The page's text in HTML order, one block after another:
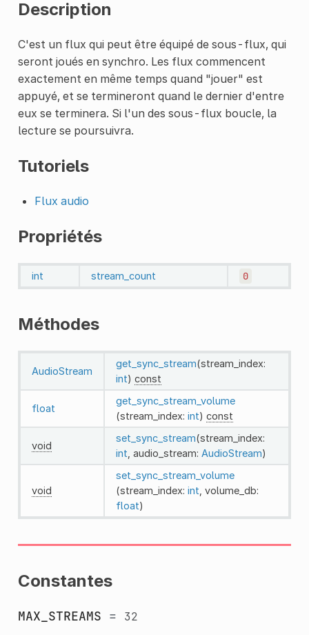
Description
C'est un flux qui peut être équipé de sous-flux, qui
seront joués en synchro. Les flux commencent
exactement en même temps quand "jouer" est
appuyé, et se termineront quand le dernier d'entre
eux se terminera. Si l'un des sous-flux boucle, la
lecture se poursuivra.
Tutoriels
Flux audio
Propriétés
int stream_count 0
Méthodes
AudioStream
get_sync_stream(stream_index:
int) const
float
get_sync_stream_volume
(stream_index: int) const
void
set_sync_stream(stream_index:
int , audio_stream: AudioStream)
void
set_sync_stream_volume
(stream_index: int , volume_db:
float)
Constantes
MAX_STREAMS = 32